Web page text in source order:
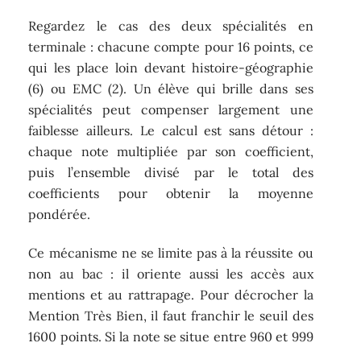
Regardez le cas des deux spécialités en
terminale : chacune compte pour 16 points, ce
qui les place loin devant histoire-géographie
(6) ou EMC (2). Un élève qui brille dans ses
spécialités peut compenser largement une
faiblesse ailleurs. Le calcul est sans détour :
chaque note multipliée par son coefficient,
puis l’ensemble divisé par le total des
coefficients pour obtenir la moyenne
pondérée.
Ce mécanisme ne se limite pas à la réussite ou
non au bac : il oriente aussi les accès aux
mentions et au rattrapage. Pour décrocher la
Mention Très Bien, il faut franchir le seuil des
1600 points. Si la note se situe entre 960 et 999